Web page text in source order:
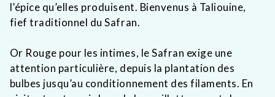
l’épice qu’elles produisent. Bienvenus à Taliouine,
fief traditionnel du Safran.
Or Rouge pour les intimes, le Safran exige une
attention particulière, depuis la plantation des
bulbes jusqu’au conditionnement des filaments. En